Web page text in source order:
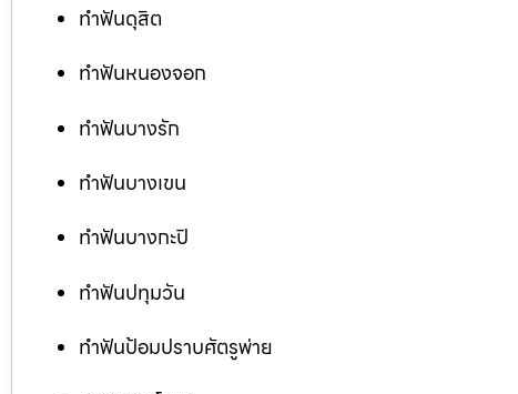
ทำฟันดุสิต
ทำฟันหนองจอก
ทำฟันบางรัก
ทำฟันบางเขน
ทำฟันบางกะปิ
ทำฟันปทุมวัน
ทำฟันป้อมปราบศัตรูพ่าย